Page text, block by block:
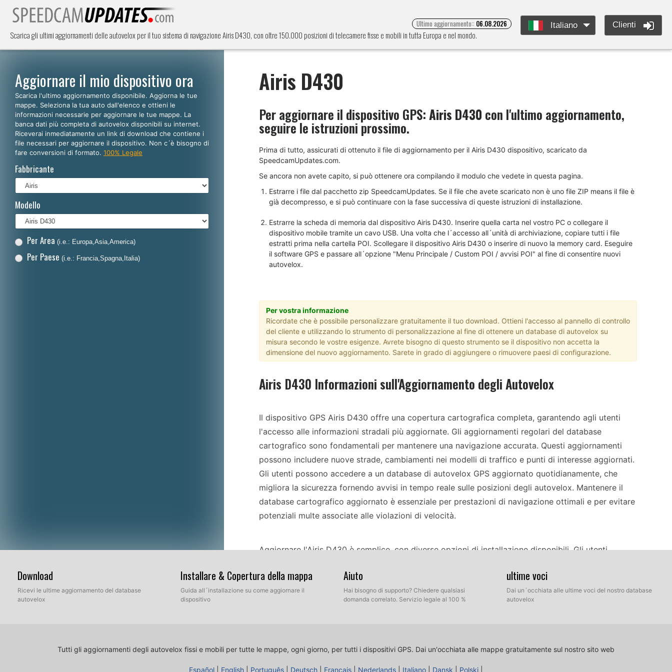
Scarica gli ultimi aggiornamenti delle autovelox per il tuo sistema di navigazione Airis D430, con oltre 150.000 posizioni di telecamere fisse e mobili in tutta Europa e nel mondo.
Ultimo aggiornamento:: 06.08.2026 Italiano Clienti
Aggiornare il mio dispositivo ora
Scarica l'ultimo aggiornamento disponibile. Aggiorna le tue
mappe. Seleziona la tua auto dall'elenco e ottieni le
informazioni necessarie per aggiornare le tue mappe. La
banca dati più completa di autovelox disponibili su internet.
Riceverai inmediatamente un link di download che contiene i
file necessari per aggiornare il dispositivo. Non c´è bisogno di
fare conversioni di formato. 100% Legale
Fabbricante
Modello
Per Area (i.e.: Europa,Asia,America)
Per Paese (i.e.: Francia,Spagna,Italia)
Airis D430
Per aggiornare il dispositivo GPS:Airis D430 con l'ultimo aggiornamento,
seguire le istruzioni prossimo.
Prima di tutto, assicurati di ottenuto il file di aggiornamento per il Airis D430 dispositivo, scaricato da
SpeedcamUpdates.com.
Se ancora non avete capito, si può ottenere ora compilando il modulo che vedete in questa pagina.
Estrarre i file dal pacchetto zip SpeedcamUpdates. Se il file che avete scaricato non è uno file ZIP means il file è
già decompresso, e si può continuare con la fase successiva di queste istruzioni di installazione.
Estrarre la scheda di memoria dal dispositivo Airis D430. Inserire quella carta nel vostro PC o collegare il
dispositivo mobile tramite un cavo USB. Una volta che l´accesso all´unità di archiviazione, copiare tutti i file
estratti prima nella cartella POI. Scollegare il dispositivo Airis D430 o inserire di nuovo la memory card. Eseguire
il software GPS e passare all´opzione "Menu Principale / Custom POI / avvisi POI" al fine di consentire nuovi
autovelox.
Per vostra informazione
Ricordate che è possibile personalizzare gratuitamente il tuo download. Ottieni l'accesso al pannello di controllo
del cliente e utilizzando lo strumento di personalizzazione al fine di ottenere un database di autovelox su
misura secondo le vostre esigenze. Avrete bisogno di questo strumento se il dispositivo non accetta la
dimensione del nuovo aggiornamento. Sarete in grado di aggiungere o rimuovere paesi di configurazione.
Airis D430 Informazioni sull'Aggiornamento degli Autovelox
Il dispositivo GPS Airis D430 offre una copertura cartografica completa, garantendo agli utenti
l'accesso alle informazioni stradali più aggiornate. Gli aggiornamenti regolari del database
cartografico sono fondamentali per mantenere una navigazione accurata. Questi aggiornamenti
possono includere nuove strade, cambiamenti nei modelli di traffico e punti di interesse aggiornati.
Gli utenti possono accedere a un database di autovelox GPS aggiornato quotidianamente, che
migliora la sicurezza fornendo avvisi in tempo reale sulle posizioni degli autovelox. Mantenere il
database cartografico aggiornato è essenziale per prestazioni di navigazione ottimali e per evitare
potenziali multe associate alle violazioni di velocità.
Aggiornare l'Airis D430 è semplice, con diverse opzioni di installazione disponibili. Gli utenti
compatibilità del loro sistema di navigazione. Per avviare il processo di aggiornamento, prima
scaricare i file delle mappe più recenti dalla fonte ufficiale. Quindi, collegare il dispositivo al
computer utilizzando un cavo USB oppure inserire la scheda SD o il DVD contenente i file di
L'Airis D430 offre una guida del percorso affidabile, rendendo la navigazione efficiente e facile da
Download
Ricevi le ultime aggiornamento del database
autovelox
Installare & Copertura della mappa
Guida all´installazione su come aggiornare il
dispositivo
Aiuto
Hai bisogno di supporto? Chiedere qualsiasi
domanda correlato. Servizio legale al 100 %
ultime voci
Dai un´occhiata alle ultime voci del nostro database
autovelox
Tutti gli aggiornamenti degli autovelox fissi e mobili per tutte le mappe, ogni giorno, per tutti i dispositivi GPS. Dai un'occhiata alle mappe gratuitamente sul nostro sito web
Español English Português Deutsch Français Nederlands Italiano Dansk Polski